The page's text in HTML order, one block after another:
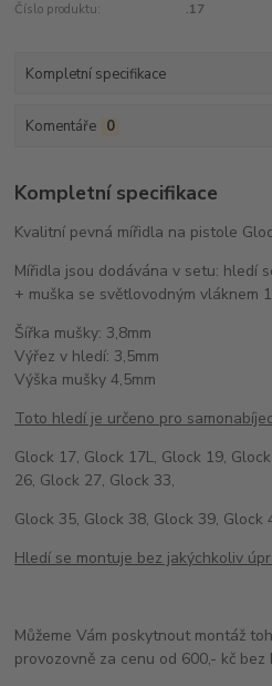
Číslo produktu: .17
Kompletní specifikace
Komentáře 0
Kompletní specifikace
Kvalitní pevná mířidla na pistole
Mířidla jsou dodávána v setu: hledí
+ muška se světlovodným vláknem
Šířka mušky: 3,8mm
Výřez v hledí: 3,5mm
Výška mušky 4,5mm
Toto hledí je určeno pro
Glock 17, Glock 17L, Glock 19,
26, Glock 27, Glock 33,
Glock 35, Glock 38, Glock 39, Glock
Hledí se montuje bez jakýchkoliv
Můžeme Vám poskytnout montáž
provozovně za cenu od 600,- kč bez